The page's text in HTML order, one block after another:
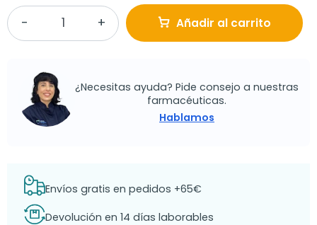
Añadir al carrito
¿Necesitas ayuda? Pide consejo a nuestras
farmacéuticas.
Hablamos
Envíos gratis en pedidos +65€
Devolución en 14 días laborables